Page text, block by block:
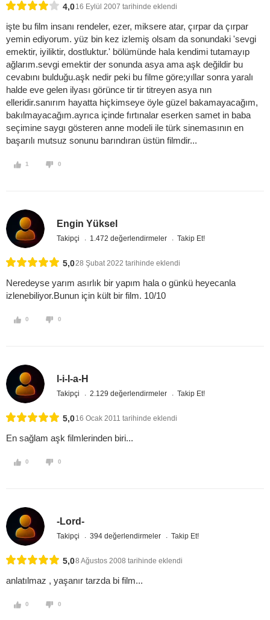
4,016 Eylül 2007 tarihinde eklendi
işte bu film insanı rendeler, ezer, miksere atar, çırpar da çırpar
yemin ediyorum. yüz bin kez izlemiş olsam da sonundaki 'sevgi
emektir, iyiliktir, dostluktur.' bölümünde hala kendimi tutamayıp
ağlarım.sevgi emektir der sonunda asya ama aşk değildir bu
cevabını bulduğu.aşk nedir peki bu filme göre;yıllar sonra yaralı
halde eve gelen ilyası görünce tir tir titreyen asya nın
elleridir.sanırım hayatta hiçkimseye öyle güzel bakamayacağım,
bakılmayacağım.ayrıca içinde fırtınalar eserken samet in baba
seçimine saygı gösteren anne modeli ile türk sinemasının en
başarılı mutsuz sonunu barındıran üstün filmdir...
1 0
Engin Yüksel
Takipçi 1.472 değerlendirmeler Takip Et!
5,028 Şubat 2022 tarihinde eklendi
Neredeyse yarım asırlık bir yapım hala o günkü heyecanla
izlenebiliyor.Bunun için kült bir film. 10/10
0 0
l-i-l-a-H
Takipçi 2.129 değerlendirmeler Takip Et!
5,016 Ocak 2011 tarihinde eklendi
En sağlam aşk filmlerinden biri...
0 0
-Lord-
Takipçi 394 değerlendirmeler Takip Et!
5,08 Ağustos 2008 tarihinde eklendi
anlatılmaz , yaşanır tarzda bi film...
0 0